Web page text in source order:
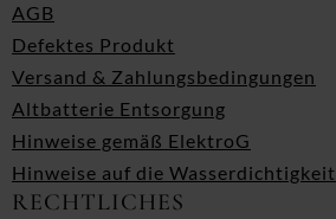
AGB
Defektes Produkt
Versand & Zahlungsbedingungen
Altbatterie Entsorgung
Hinweise gemäß ElektroG
Hinweise auf die Wasserdichtigkeit
RECHTLICHES